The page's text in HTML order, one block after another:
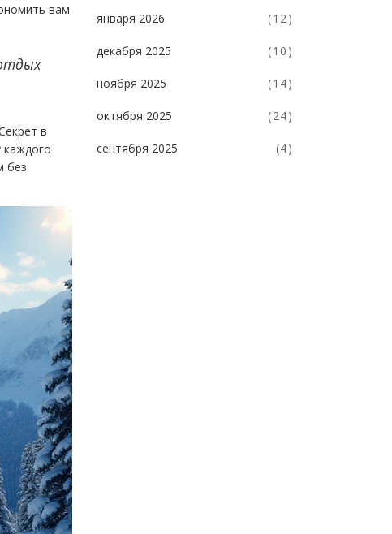
вам
в
каждого
без
января 2026 (12)
декабря 2025 (10)
ноября 2025 (14)
октября 2025 (24)
сентября 2025 (4)